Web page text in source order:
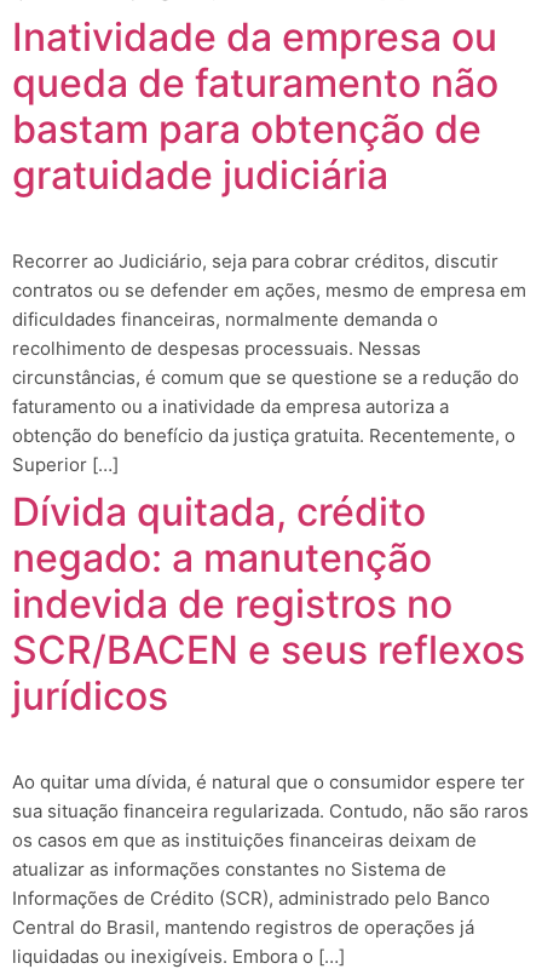
Inatividade da empresa ou
queda de faturamento não
bastam para obtenção de
gratuidade judiciária
Recorrer ao Judiciário, seja para cobrar créditos, discutir
contratos ou se defender em ações, mesmo de empresa em
dificuldades financeiras, normalmente demanda o
recolhimento de despesas processuais. Nessas
circunstâncias, é comum que se questione se a redução do
faturamento ou a inatividade da empresa autoriza a
obtenção do benefício da justiça gratuita. Recentemente, o
Superior […]
Dívida quitada, crédito
negado: a manutenção
indevida de registros no
SCR/BACEN e seus reflexos
jurídicos
Ao quitar uma dívida, é natural que o consumidor espere ter
sua situação financeira regularizada. Contudo, não são raros
os casos em que as instituições financeiras deixam de
atualizar as informações constantes no Sistema de
Informações de Crédito (SCR), administrado pelo Banco
Central do Brasil, mantendo registros de operações já
liquidadas ou inexigíveis. Embora o […]